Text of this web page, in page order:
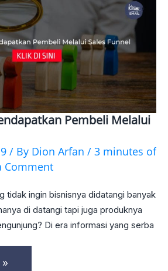
Pembeli Melalui
/ By Dion Arfan / 3 minutes of
Comment
tidak ingin bisnisnya didatangi banyak
di datangi tapi juga produknya
Di era informasi yang serba